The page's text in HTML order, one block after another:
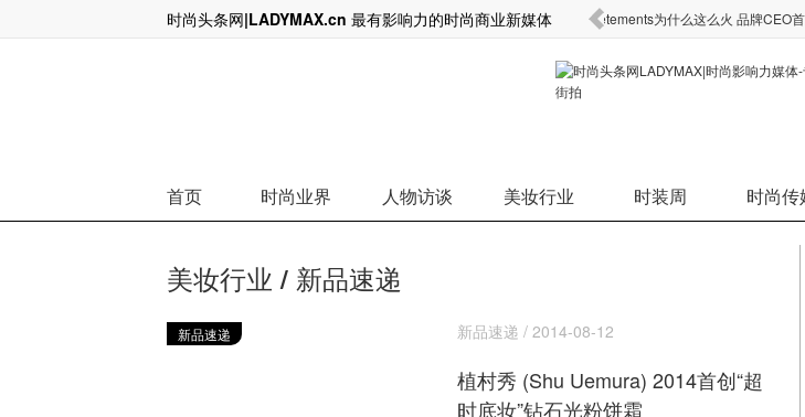
时尚头条网|LADYMAX.cn 最有影响力的时尚商业新媒体
中国游客海外消费行为剧变 开始逃离奢侈品消费转而购买日常
Vetements为什么这么火 品牌CEO
首页 时尚业界 人物访谈 美妆行业 时装周 时尚传
美妆行业 / 新品速递
新品速递 新品速递 / 2014-08-12
植村秀 (Shu Uemura) 2014首创“超
时底妆”钻石光粉饼霜